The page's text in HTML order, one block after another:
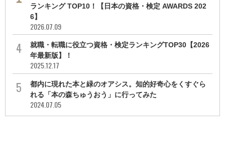
ランキング TOP10！【日本の資格・検定 AWARDS 202
6】
2026.07.09
就職・転職に役立つ資格・検定ランキングTOP30【2026
年最新版】！
2025.12.17
都内に現れた本と緑のオアシス。知的好奇心をくすぐら
れる「本の森ちゅうおう」に行ってみた
2024.07.05